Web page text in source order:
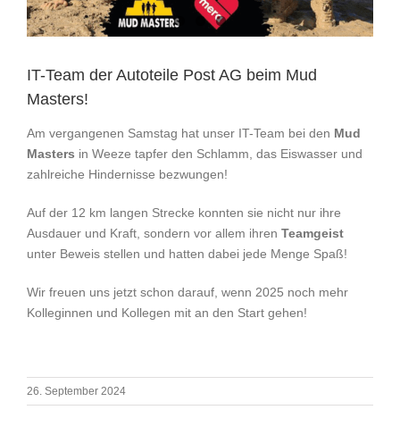
IT-Team der Autoteile Post AG beim Mud
Masters!
Am vergangenen Samstag hat unser IT-Team bei den Mud
Masters in Weeze tapfer den Schlamm, das Eiswasser und
zahlreiche Hindernisse bezwungen!
Auf der 12 km langen Strecke konnten sie nicht nur ihre
Ausdauer und Kraft, sondern vor allem ihren Teamgeist
unter Beweis stellen und hatten dabei jede Menge Spaß!
Wir freuen uns jetzt schon darauf, wenn 2025 noch mehr
Kolleginnen und Kollegen mit an den Start gehen!
26. September 2024